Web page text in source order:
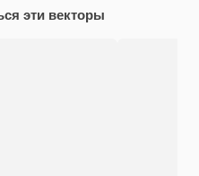
эти векторы